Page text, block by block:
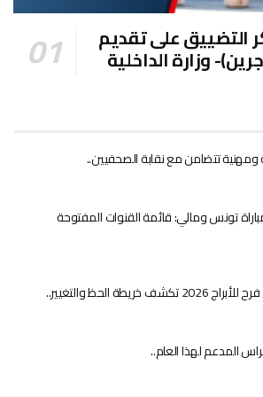
التضييق على تقديم
وزارة الداخلية
تتضامن مع نقابة الصحفيين..
تونس ومالي: قائمة القنوات المفتوحة
خريطة الحظ والتغيير..
المدعم لهذا العام..